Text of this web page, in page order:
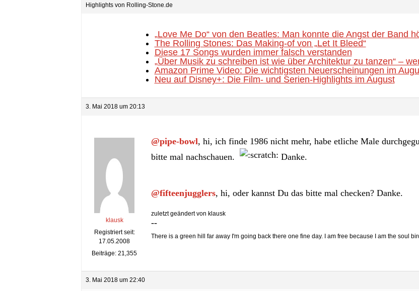
Highlights von Rolling-Stone.de
„Love Me Do“ von den Beatles: Man konnte die Angst der Band
The Rolling Stones: Das Making-of von „Let It Bleed“
Diese 17 Songs wurden immer falsch verstanden
„Über Musik zu schreiben ist wie über Architektur zu tanzen“ –
Amazon Prime Video: Die wichtigsten Neuerscheinungen im
Neu auf Disney+: Die Film- und Serien-Highlights im August
3. Mai 2018 um 20:13
klausk
Registriert seit:
17.05.2008
Beiträge: 21,355
@pipe-bowl, hi, ich finde 1986 nicht mehr, habe etliche Male
bitte mal nachschauen.
Danke.
@fifteenjugglers, hi, oder kannst Du das bitte mal checken? Danke.
zuletzt geändert von klausk
--
There is a green hill far away I'm going back there one fine day. I am free because I am the soul
3. Mai 2018 um 22:40